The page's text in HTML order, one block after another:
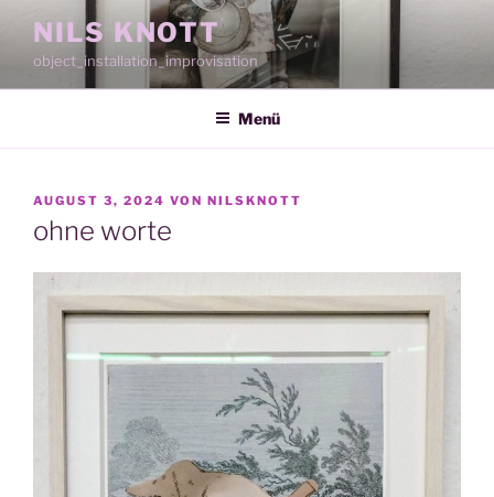
Inhalt
springen
NILS KNOTT
object_installation_improvisation
Menü
VERÖFFENTLICHT
AM
AUGUST 3, 2024 VON NILSKNOTT
ohne worte